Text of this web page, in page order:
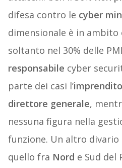
difesa contro le cyber
dimensionale è in ambito
soltanto nel 30% delle
responsabile cyber
parte dei casi l’
direttore generale,
nessuna figura nella
funzione. Un altro divario
quello fra Nord e Sud del